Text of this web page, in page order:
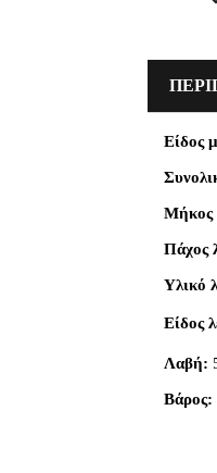
Είδος
Μήκος
Πάχος
Υλικό
Είδος
Λαβή:
Βάρος: